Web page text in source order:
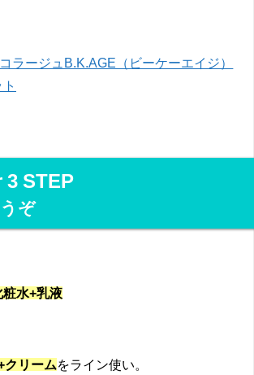
コラージュB.K.AGE（ビーケーエイジ）
3 STEP
ぞ
粧水+乳液
クリームをライン使い。